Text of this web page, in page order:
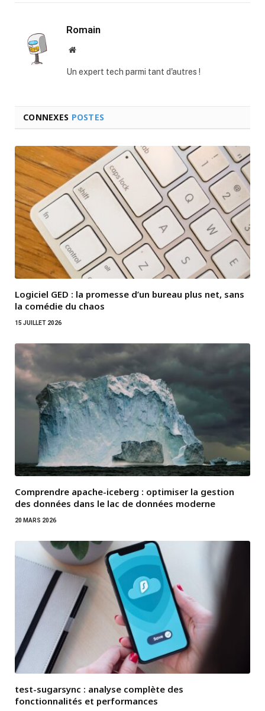
Romain
Site
Un expert tech parmi tant d'autres !
CONNEXES POSTES
Logiciel GED : la promesse d’un bureau plus net, sans
la comédie du chaos
15 JUILLET 2026
Comprendre apache-iceberg : optimiser la gestion
des données dans le lac de données moderne
20 MARS 2026
test-sugarsync : analyse complète des
fonctionnalités et performances